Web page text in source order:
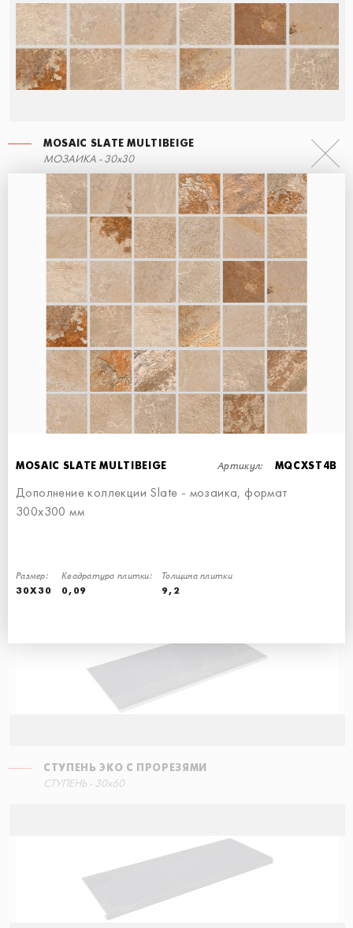
MOSAIC SLATE MULTIBEIGE
МОЗАИКА - 30x30
MOSAIC SLATE MULTIBEIGE Артикул: MQCXST4B
Дополнение коллекции Slate - мозаика, формат
300х300 мм
Размер:
30X30
Квадратура плитки:
0,09
Толщина плитки
9,2
MOSAIC SLATE GREY
МОЗАИКА - 30x30
МОЗАИКА - 30x30
СТУПЕНЬ ЭКО С ПРОРЕЗЯМИ
СТУПЕНЬ - 30x60
СТУПЕНЬ УГЛОВАЯ ПРАВАЯ
60x34,5